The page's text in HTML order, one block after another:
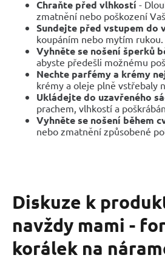
Chraňte před vlhkostí -
zmatnění nebo poškození
Sundejte před vstupem do
koupáním nebo mytím rukou.
Vyhněte se nošení šperků
abyste předešli možnému
Nechte parfémy a krémy
krémy a oleje plně vstřebaly
Ukládejte do uzavřeného
prachem, vlhkostí a
Vyhněte se nošení během
nebo zmatnění způsobené
Diskuze k
navždy mami -
korálek na